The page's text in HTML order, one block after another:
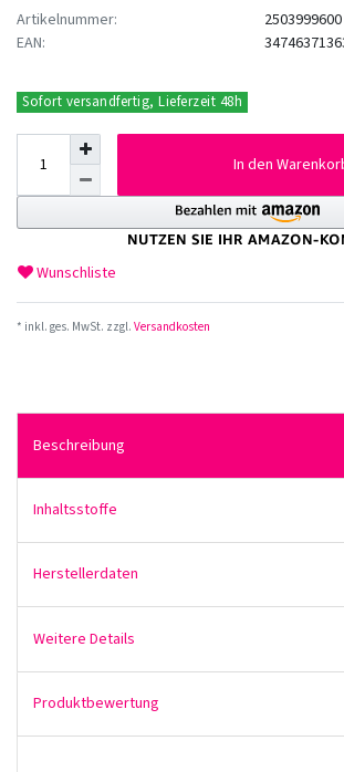
Artikelnummer:
EAN:
2503999600
Sofort versandfertig, Lieferzeit 48h
In den
Wunschliste
* inkl. ges. MwSt. zzgl. Versandkosten
Beschreibung
Inhaltsstoffe
Herstellerdaten
Weitere Details
Produktbewertung